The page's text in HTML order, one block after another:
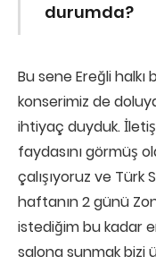
durumda?
Bu sene Ereğli
konserimiz de
ihtiyaç duyduk.
faydasını görmüş
çalışıyoruz ve Türk
haftanın 2 günü
istediğim bu kadar
salona sunmak bizi